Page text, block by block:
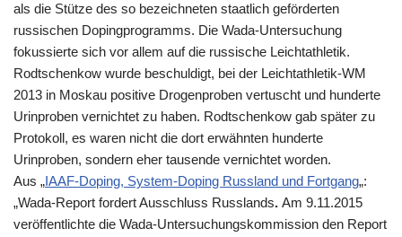
als die Stütze des so bezeichneten staatlich geförderten
russischen Dopingprogramms. Die Wada-Untersuchung
fokussierte sich vor allem auf die russische Leichtathletik.
Rodtschenkow wurde beschuldigt, bei der Leichtathletik-WM
2013 in Moskau positive Drogenproben vertuscht und hunderte
Urinproben vernichtet zu haben. Rodtschenkow gab später zu
Protokoll, es waren nicht die dort erwähnten hunderte
Urinproben, sondern eher tausende vernichtet worden.
Aus „IAAF-Doping, System-Doping Russland und Fortgang„:
„Wada-Report fordert Ausschluss Russlands. Am 9.11.2015
veröffentlichte die Wada-Untersuchungskommission den Report